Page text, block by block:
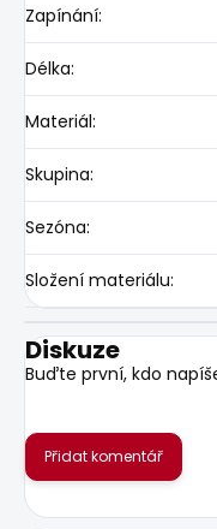
Zapínání:
Délka:
Materiál:
Skupina:
Sezóna:
Složení materiálu:
Diskuze
Buďte první, kdo
Přidat komentář